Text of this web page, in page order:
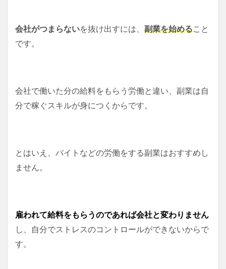
会社がつまらないを抜け出すには、 副業を始めること
です。
会社で働いた分の給料をもらう労働と違い、副業は自
分で稼ぐスキルが身につくからです。
とはいえ、バイトなどの労働をする副業はおすすめし
ません。
雇われて給料をもらうのであれば会社と変わりません
し、自分でストレスのコントロールができないからで
す。